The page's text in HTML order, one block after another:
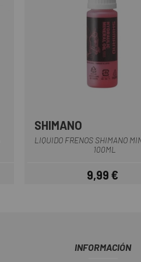
SHIMANO
LIQUIDO FRENOS SHIMANO
100ML
Precio
9,99 €
INFORMACIÓN